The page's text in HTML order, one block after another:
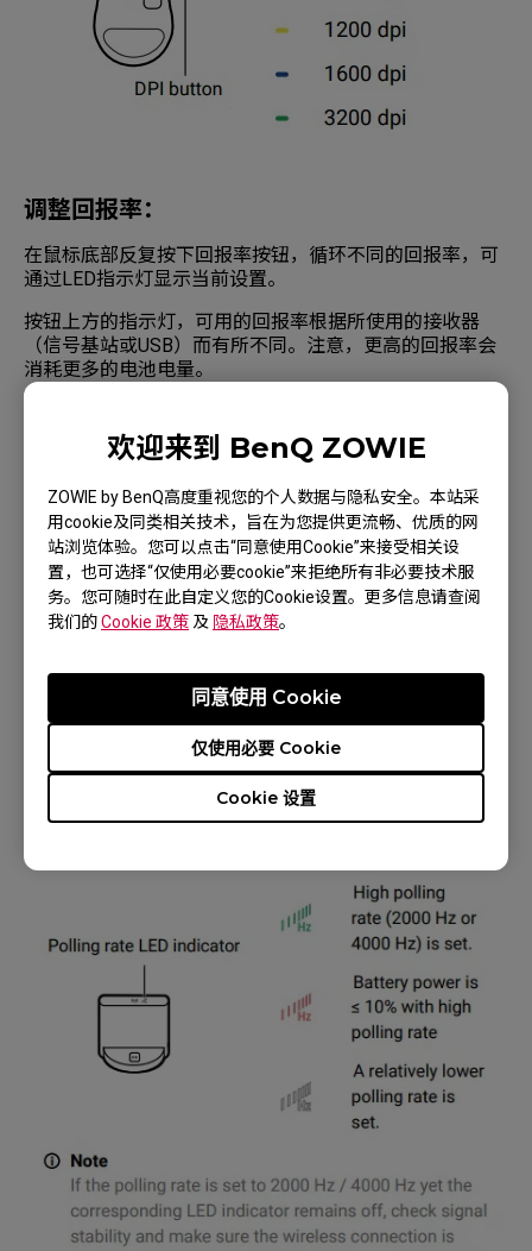
欢迎来到 BenQ ZOWIE
ZOWIE by BenQ高度重视您的个人数据与隐私安全。本站采
用cookie及同类相关技术，旨在为您提供更流畅、优质的网
站浏览体验。您可以点击“同意使用Cookie”来接受相关设
置，也可选择“仅使用必要cookie”来拒绝所有非必要技术服
务。您可随时在此自定义您的Cookie设置。更多信息请查阅
我们的Cookie 政策 及 隐私政策。
Cookie 设置
仅使用必要 Cookie
同意使用 Cookie
调整回报率：
在鼠标底部反复按下回报率按钮，循环不同的回报率，可
通过LED指示灯显示当前设置。
按钮上方的指示灯，可用的回报率根据所使用的接收器
（信号基站或USB）而有所不同。注意，更高的回报率会
消耗更多的电池电量。
信号基站回报率指示灯：当回报率设置为高时
（2000hz或4000hz），轮询速率指示灯为绿
色，高回报率会增加功耗，您可以通过回报率
按钮上方的LED指示灯了解确切的设置。